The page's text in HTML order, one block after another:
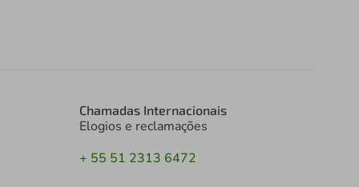
Chamadas Internacionais
Elogios e reclamações
+ 55 51 2313 6472